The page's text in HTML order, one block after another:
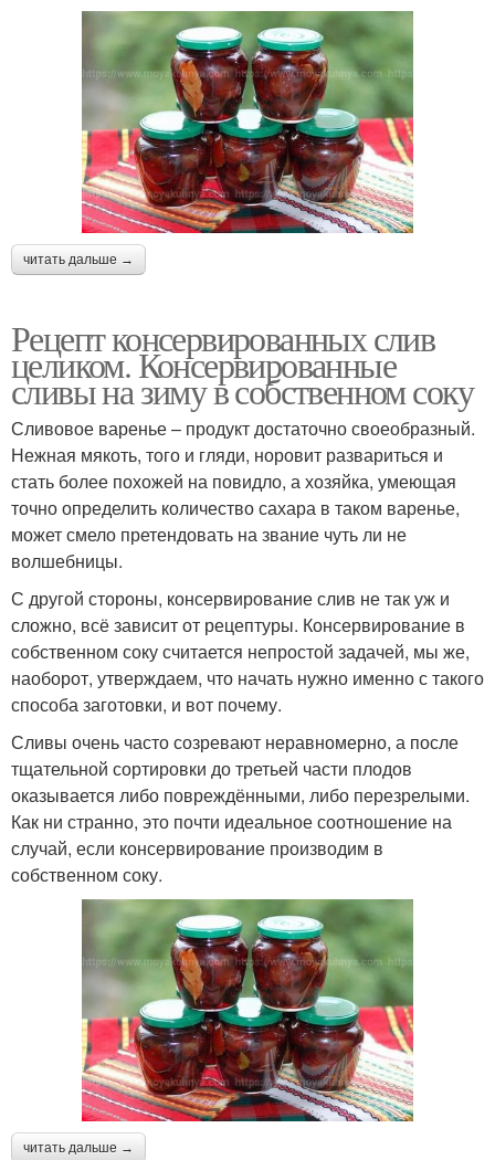
читать дальше →
Рецепт консервированных слив
целиком. Консервированные
сливы на зиму в собственном соку
Сливовое варенье – продукт достаточно своеобразный.
Нежная мякоть, того и гляди, норовит развариться и
стать более похожей на повидло, а хозяйка, умеющая
точно определить количество сахара в таком варенье,
может смело претендовать на звание чуть ли не
волшебницы.
С другой стороны, консервирование слив не так уж и
сложно, всё зависит от рецептуры. Консервирование в
собственном соку считается непростой задачей, мы же,
наоборот, утверждаем, что начать нужно именно с такого
способа заготовки, и вот почему.
Сливы очень часто созревают неравномерно, а после
тщательной сортировки до третьей части плодов
оказывается либо повреждёнными, либо перезрелыми.
Как ни странно, это почти идеальное соотношение на
случай, если консервирование производим в
собственном соку.
читать дальше →